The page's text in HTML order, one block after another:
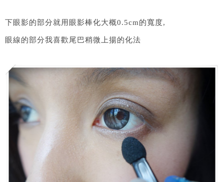
下眼影的部分就用眼影棒化大概0.5cm的寬度,
眼線的部分我喜歡尾巴稍微上揚的化法